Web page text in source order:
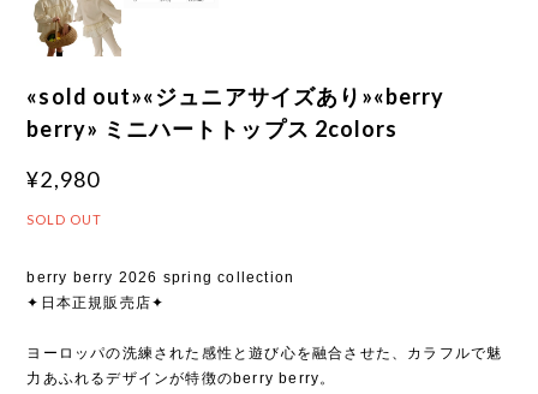
«sold out»«ジュニアサイズあり»«berry
berry» ミニハートトップス 2colors
¥2,980
SOLD OUT
berry berry 2026 spring collection
✦日本正規販売店✦
ヨーロッパの洗練された感性と遊び心を融合させた、カラフルで魅
力あふれるデザインが特徴のberry berry。